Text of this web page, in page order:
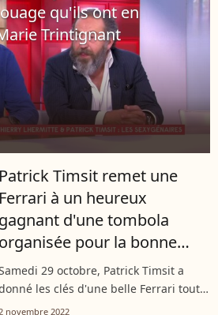
qu'ils ont en
Trintignant
Patrick Timsit remet une
Ferrari à un heureux
gagnant d'une tombola
organisée pour la bonne
cause 29 octobre, Patrick Timsit a
les clés d'une belle Ferrari toute
neuve à un certain Philippe R., grand
novembre 2022